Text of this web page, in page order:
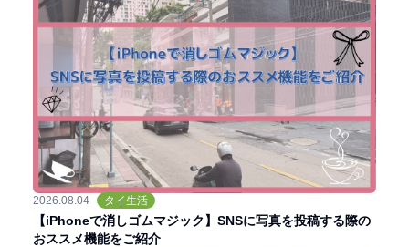
2026.08.04 タイ生活
【iPhoneで消しゴムマジック】SNSに写真を投稿する際の
おススメ機能をご紹介